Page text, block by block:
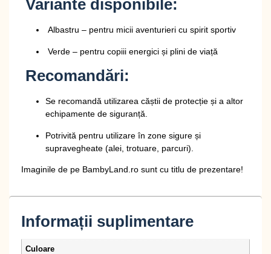
Variante disponibile:
Albastru – pentru micii aventurieri cu spirit sportiv
Verde – pentru copiii energici și plini de viață
Recomandări:
Se recomandă utilizarea căștii de protecție și a altor
echipamente de siguranță.
Potrivită pentru utilizare în zone sigure și
supravegheate (alei, trotuare, parcuri).
Imaginile de pe BambyLand.ro sunt cu titlu de prezentare!
Informații suplimentare
Culoare